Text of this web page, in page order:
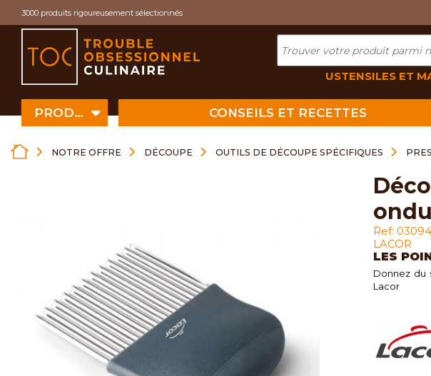
3000 produits rigoureusement sélectionnés
USTENSILES ET
PRODUITS CONSEILS ET RECETTES
NOTRE OFFRE DÉCOUPE OUTILS DE DÉCOUPE SPÉCIFIQUES
découpeur à lame
Ref:
LACOR
LES
Donnez du
Lacor